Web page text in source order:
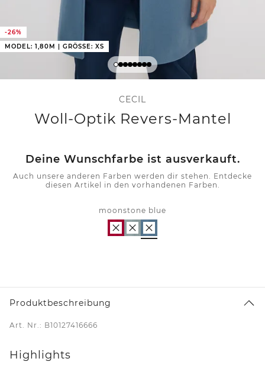
-26%
MODEL: 1,80M | GRÖSSE: XS
CECIL
Woll-Optik Revers-Mantel
Deine Wunschfarbe ist ausverkauft.
Auch unsere anderen Farben werden dir stehen. Entdecke
diesen Artikel in den vorhandenen Farben.
moonstone blue
Produktbeschreibung
Art. Nr.: B10127416666
Highlights